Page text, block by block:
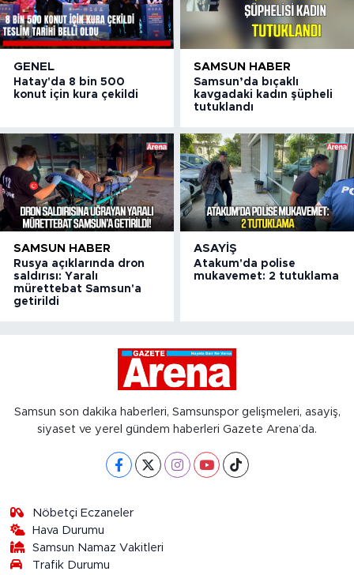
GENEL
Hatay'da 8 bin 500
konut için kura çekildi
SAMSUN HABER
Samsun’da bıçaklı
kavgadaki kadın şüpheli
tutuklandı
SAMSUN HABER
Rusya açıklarında dron
saldırısı: Yaralı
mürettebat Samsun'a
getirildi
ASAYIŞ
Atakum'da polise
mukavemet: 2 tutuklama
Samsun son dakika haberleri, Samsunspor gelişmeleri, asayiş,
siyaset ve yerel gündem haberleri Gazete Arena’da.
Nöbetçi Eczaneler
Hava Durumu
Samsun Namaz Vakitleri
Trafik Durumu